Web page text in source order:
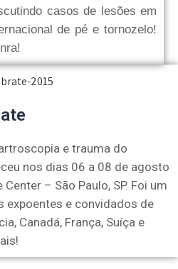
casos de lesões em
de pé e tornozelo!
e trauma do
nos dias 06 a 08 de agosto
– São Paulo, SP. Foi um
expoentes e convidados de
Canadá, França, Suíça e